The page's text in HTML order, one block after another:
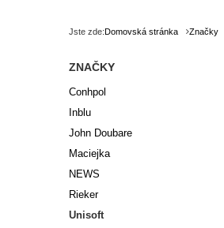
Jste zde:Domovská stránka Značky
ZNAČKY
Conhpol
Inblu
John Doubare
Maciejka
NEWS
Rieker
Unisoft